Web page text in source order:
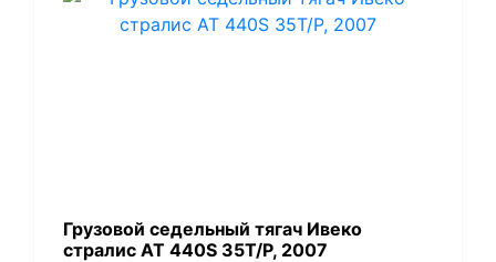
Грузовой седельный тягач Ивеко
стралис АТ 440S 35T/P, 2007